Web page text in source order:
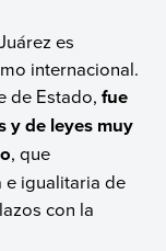
es
internacional.
de Estado, fue
y de leyes muy
, que
e igualitaria de
con la